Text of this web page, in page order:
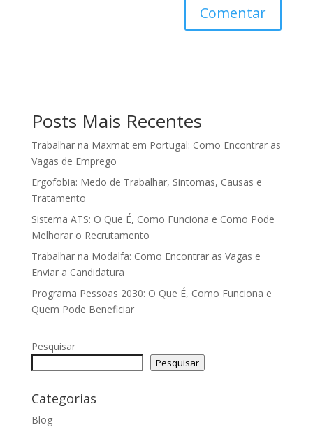
Posts Mais Recentes
Trabalhar na Maxmat em Portugal: Como Encontrar as
Vagas de Emprego
Ergofobia: Medo de Trabalhar, Sintomas, Causas e
Tratamento
Sistema ATS: O Que É, Como Funciona e Como Pode
Melhorar o Recrutamento
Trabalhar na Modalfa: Como Encontrar as Vagas e
Enviar a Candidatura
Programa Pessoas 2030: O Que É, Como Funciona e
Quem Pode Beneficiar
Pesquisar
Pesquisar
Categorias
Blog